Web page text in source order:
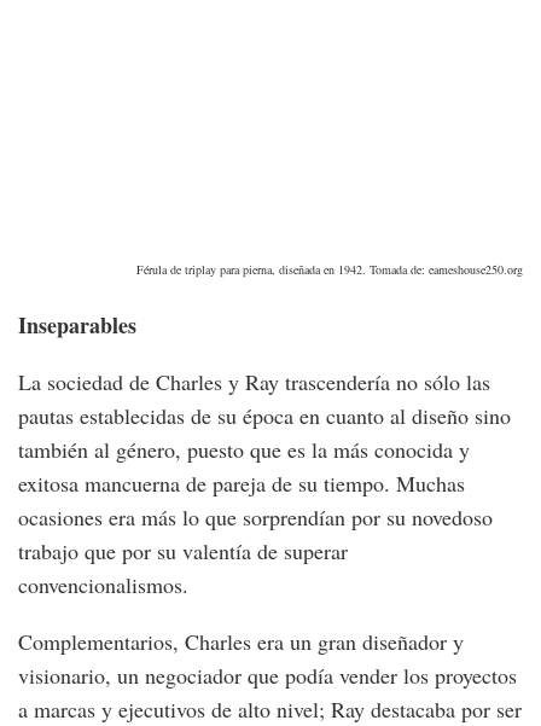
Férula de triplay para pierna, diseñada en 1942. Tomada de: eameshouse250.org
Inseparables
La sociedad de Charles y Ray trascendería no sólo las
pautas establecidas de su época en cuanto al diseño sino
también al género, puesto que es la más conocida y
exitosa mancuerna de pareja de su tiempo. Muchas
ocasiones era más lo que sorprendían por su novedoso
trabajo que por su valentía de superar
convencionalismos.
Complementarios, Charles era un gran diseñador y
visionario, un negociador que podía vender los proyectos
a marcas y ejecutivos de alto nivel; Ray destacaba por ser